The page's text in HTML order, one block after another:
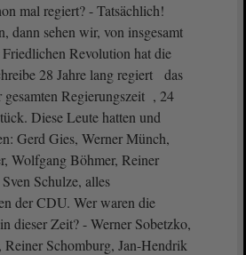
mal regiert? - Tatsächlich!
dann sehen wir, von insgesamt
Friedlichen Revolution hat die
28 Jahre lang regiert das
gesamten Regierungszeit , 24
Diese Leute hatten und
Gerd Gies, Werner Münch,
Wolfgang Böhmer, Reiner
Schulze, alles
der CDU. Wer waren die
dieser Zeit? - Werner Sobetzko,
Reiner Schomburg, Jan-Hendrik